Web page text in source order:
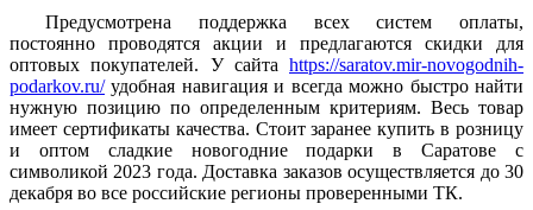
Предусмотрена поддержка всех систем оплаты,
постоянно проводятся акции и предлагаются скидки для
оптовых покупателей. У сайта https://saratov.mir-novogodnih-
podarkov.ru/удобная навигация и всегда можно быстро найти
нужную позицию по определенным критериям. Весь товар
имеет сертификаты качества. Стоит заранее купить в розницу
и оптом сладкие новогодние подарки в Саратове с
символикой 2023 года. Доставка заказов осуществляется до 30
декабря во все российские регионы проверенными ТК.